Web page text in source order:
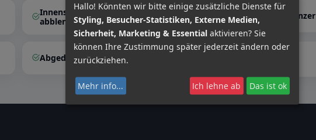
Innenspiegel autom.
abblendend
Geschwindigkeitsbegrenzer
Abgedunkelte Scheiben
Elektr. Seitenspiegel
Hallo! Könnten wir bitte einige zusätzliche Dienste für
Styling, Besucher-Statistiken, Externe Medien,
Sicherheit, Marketing & Essential aktivieren? Sie
können Ihre Zustimmung später jederzeit ändern oder
zurückziehen.
Mehr info... Ich lehne ab Das ist ok